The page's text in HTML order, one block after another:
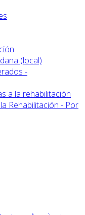
(local)
-
a la rehabilitación
Rehabilitación - Por